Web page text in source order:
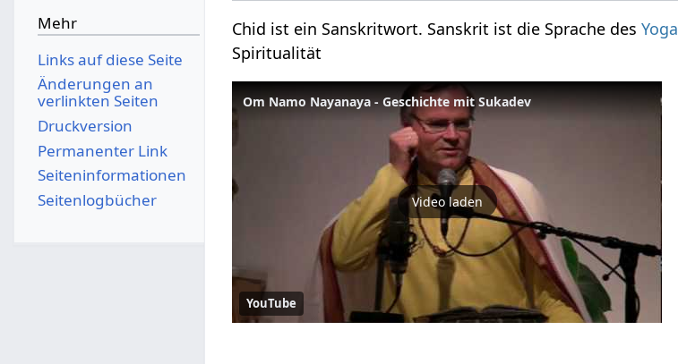
Chid ist ein Sanskritwort. Sanskrit ist die Sprache desYoga
Spiritualität
Om Namo Nayanaya - Geschichte mit Sukadev
Video laden
YouTube
Mehr
Links auf diese Seite
Änderungen an
verlinkten Seiten
Druckversion
Permanenter Link
Seiten­­informationen
Seitenlogbücher